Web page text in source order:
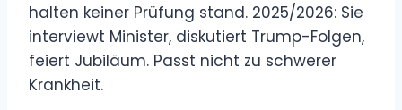
halten keiner Prüfung stand. 2025/2026: Sie
interviewt Minister, diskutiert Trump-Folgen,
feiert Jubiläum. Passt nicht zu schwerer
Krankheit.